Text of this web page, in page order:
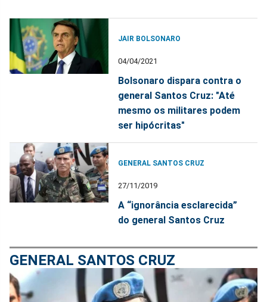
JAIR BOLSONARO
04/04/2021
Bolsonaro dispara contra o
general Santos Cruz: "Até
mesmo os militares podem
ser hipócritas"
GENERAL SANTOS CRUZ
27/11/2019
A “ignorância esclarecida”
do general Santos Cruz
GENERAL SANTOS CRUZ